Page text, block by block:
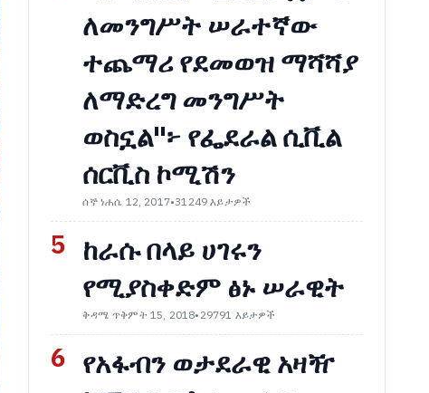
ለመንግሥት ሠራተኛው
ተጨማሪ የደመወዝ ማሻሻያ
ለማድረግ መንግሥት
ወስኗል"፦ የፌደራል ሲቪል
ሰርቪስ ኮሚሽን
ሰኞ ነሐሴ 12, 2017•31249 እይታዎች
5 ከራሱ በላይ ሀገሩን
የሚያስቀድም ፅኑ ሠራዊት
ቅዳሜ ጥቅምት 15, 2018•29791 እይታዎች
6 የአፋብን ወታደራዊ አዛዥ